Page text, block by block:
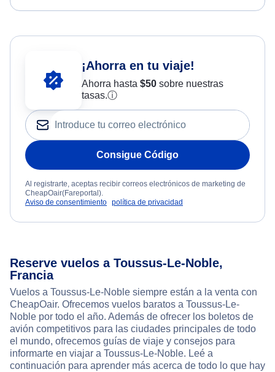
¡Ahorra en tu viaje!
Ahorra hasta $50sobre nuestras
tasas.ⓘ
Consigue Código
Al registrarte, aceptas recibir correos electrónicos de marketing de
CheapOair(Fareportal).
Aviso de consentimiento política de privacidad
Reserve vuelos a Toussus-Le-Noble,
Francia
Vuelos a Toussus-Le-Noble siempre están a la venta con
CheapOair. Ofrecemos vuelos baratos a Toussus-Le-
Noble por todo el año. Además de ofrecer los boletos de
avión competitivos para las ciudades principales de todo
el mundo, ofrecemos guías de viaje y consejos para
informarte en viajar a Toussus-Le-Noble. Leé a
continuación para aprender más acerca de todo lo que hay